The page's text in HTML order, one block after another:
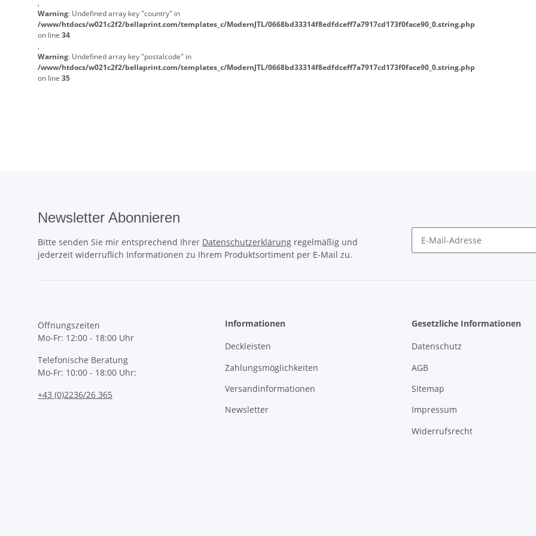
,
Warning: Undefined array key "country" in
/www/htdocs/w021c2f2/bellaprint.com/templates_c/ModernJTL/0668bd33314f8edfdceff7a7917cd173f0face90_0.string.php
on line 34
,
Warning: Undefined array key "postalcode" in
/www/htdocs/w021c2f2/bellaprint.com/templates_c/ModernJTL/0668bd33314f8edfdceff7a7917cd173f0face90_0.string.php
on line 35
Newsletter Abonnieren
Bitte senden Sie mir entsprechend Ihrer Datenschutzerklärung regelmäßig und
jederzeit widerruflich Informationen zu Ihrem Produktsortiment per E-Mail zu.
Öffnungszeiten
Mo-Fr: 12:00 - 18:00 Uhr
Telefonische Beratung
Mo-Fr: 10:00 - 18:00 Uhr:
+43 (0)2236/26 365
Informationen
Deckleisten
Zahlungsmöglichkeiten
Versandinformationen
Newsletter
Gesetzliche Informationen
Datenschutz
AGB
Sitemap
Impressum
Widerrufsrecht